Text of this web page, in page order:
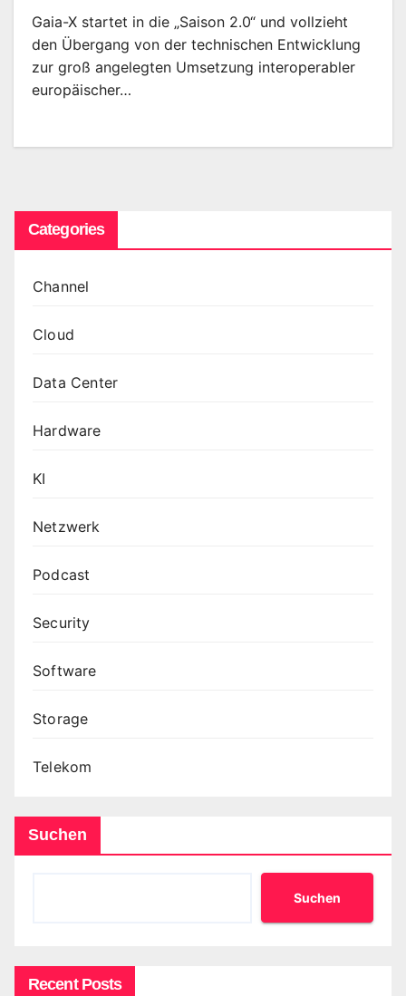
Gaia-X startet in die „Saison 2.0“ und vollzieht
den Übergang von der technischen Entwicklung
zur groß angelegten Umsetzung interoperabler
europäischer…
Categories
Channel
Cloud
Data Center
Hardware
KI
Netzwerk
Podcast
Security
Software
Storage
Telekom
Suchen
Suchen
Recent Posts